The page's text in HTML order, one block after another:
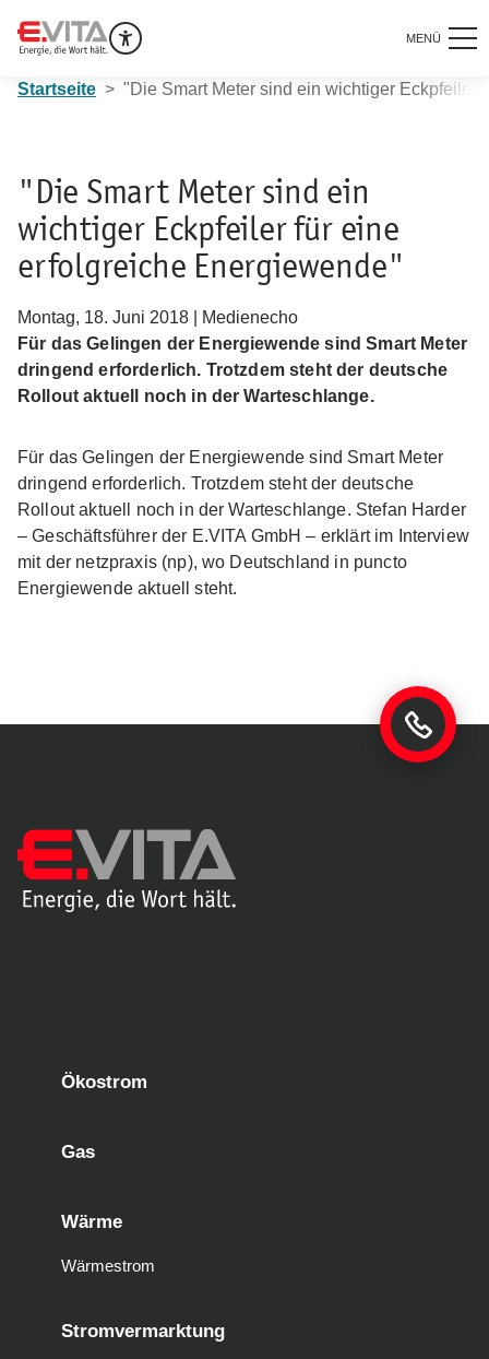
MENÜ
Startseite "Die Smart Meter sind ein wichtiger Eckpfeiler
"Die Smart Meter sind ein
wichtiger Eckpfeiler für eine
erfolgreiche Energiewende"
Montag, 18. Juni 2018 | Medienecho
Für das Gelingen der Energiewende sind Smart Meter
dringend erforderlich. Trotzdem steht der deutsche
Rollout aktuell noch in der Warteschlange.
Für das Gelingen der Energiewende sind Smart Meter
dringend erforderlich. Trotzdem steht der deutsche
Rollout aktuell noch in der Warteschlange. Stefan Harder
– Geschäftsführer der E.VITA GmbH – erklärt im Interview
mit der netzpraxis (np), wo Deutschland in puncto
Energiewende aktuell steht.
Ökostrom
Gas
Wärme
Wärmestrom
Stromvermarktung